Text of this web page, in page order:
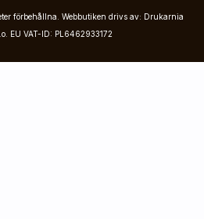
förbehållna. Webbutiken drivs av: Drukarnia
EU VAT-ID: PL6462933172